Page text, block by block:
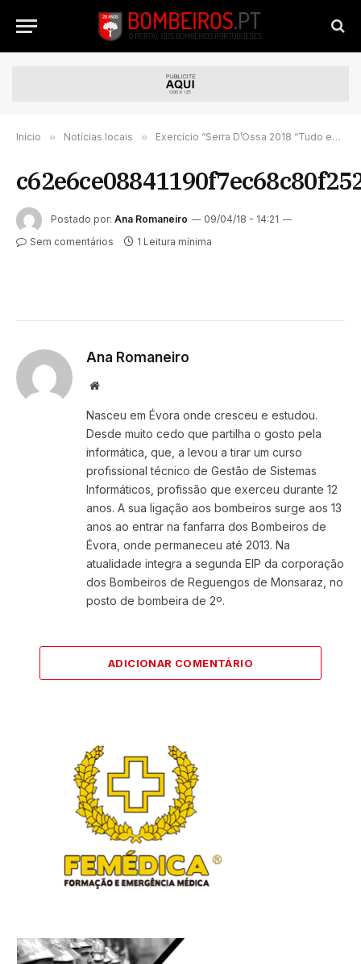
Início » Notícias locais » Exercício “Serra D’Ossa 2018 “Tudo está a funcionar muito bem”, diz Secretário de Estado da Proteção Civil
Postado por: Ana Romaneiro
09/04/18 - 14:21
Sem comentários
1 Leitura mínima
Ana Romaneiro
Website
Nasceu em Évora onde cresceu e estudou.
Desde muito cedo que partilha o gosto pela
informática, que, a levou a tirar um curso
profissional técnico de Gestão de Sistemas
Informáticos, profissão que exerceu durante 12
anos. A sua ligação aos bombeiros surge aos 13
anos ao entrar na fanfarra dos Bombeiros de
Évora, onde permaneceu até 2013. Na
atualidade integra a segunda EIP da corporação
dos Bombeiros de Reguengos de Monsaraz, no
posto de bombeira de 2º.
ADICIONAR COMENTÁRIO